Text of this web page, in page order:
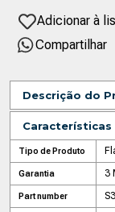
Compartilhar
Descrição do
Tipo de Produto
Garantia 3
Part number